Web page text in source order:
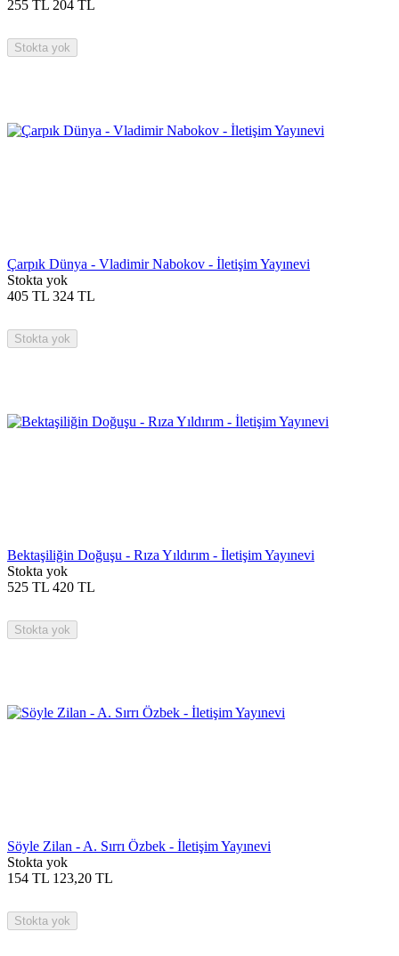
255 TL 204 TL
Stokta yok
Çarpık Dünya - Vladimir Nabokov - İletişim Yayınevi
Stokta yok
405 TL 324 TL
Stokta yok
Bektaşiliğin Doğuşu - Rıza Yıldırım - İletişim Yayınevi
Stokta yok
525 TL 420 TL
Stokta yok
Söyle Zilan - A. Sırrı Özbek - İletişim Yayınevi
Stokta yok
154 TL 123,20 TL
Stokta yok